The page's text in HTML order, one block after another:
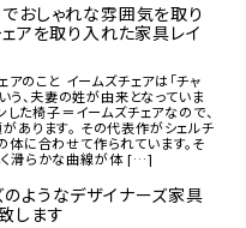
おしゃれな雰囲気を取り
アを取り入れた家具レイ
のこと イームズチェアは「チャ
う、夫妻の姓が由来となっていま
した椅子＝イームズチェアなので、
あります。 その代表作がシェルチ
体に合わせて作られています。そ
く滑らかな曲線が体 […]
ようなデザイナーズ家具
します